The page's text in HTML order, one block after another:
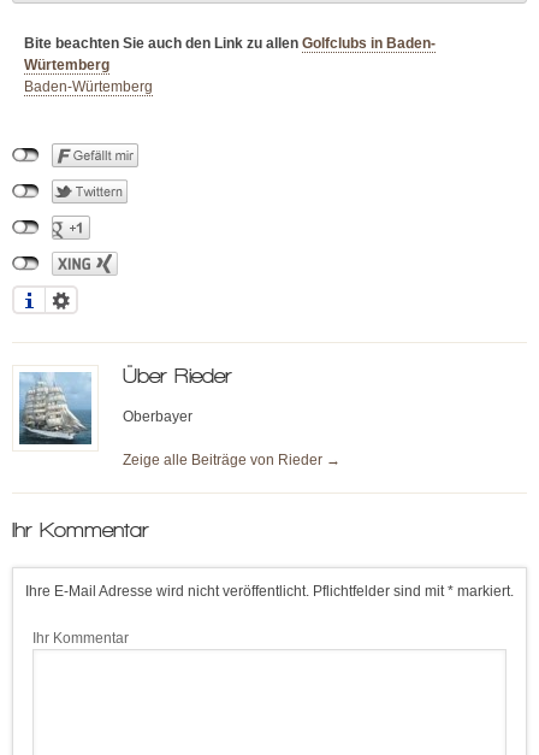
Bite beachten Sie auch den Link zu allen Golfclubs in Baden-
Würtemberg
Baden-Würtemberg
Über Rieder
Oberbayer
Zeige alle Beiträge von Rieder →
Ihr Kommentar
Ihre E-Mail Adresse wird nicht veröffentlicht. Pflichtfelder sind mit * markiert.
Ihr Kommentar